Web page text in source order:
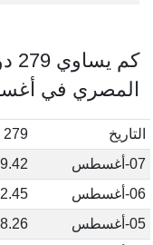
المصري في
التاريخ
279 دولار كندي إلى جنيه مصري
07-أغسطس
9,889.42
06-أغسطس
05-أغسطس
9,948.26